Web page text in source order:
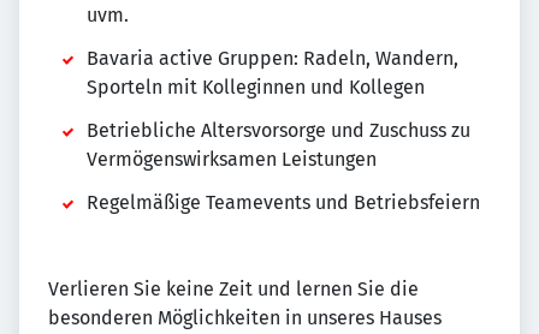
uvm.
Bavaria active Gruppen: Radeln, Wandern,
Sporteln mit Kolleginnen und Kollegen
Betriebliche Altersvorsorge und Zuschuss zu
Vermögenswirksamen Leistungen
Regelmäßige Teamevents und Betriebsfeiern
Verlieren Sie keine Zeit und lernen Sie die
besonderen Möglichkeiten in unseres Hauses